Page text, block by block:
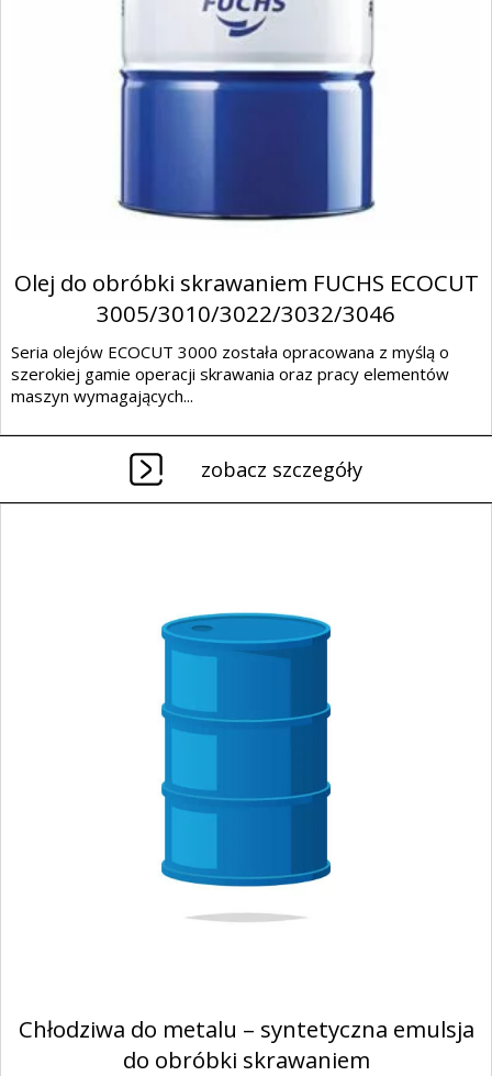
Olej do obróbki skrawaniem FUCHS ECOCUT
3005/3010/3022/3032/3046
Seria olejów ECOCUT 3000 została opracowana z myślą o
szerokiej gamie operacji skrawania oraz pracy elementów
maszyn wymagających...
zobacz szczegóły
Chłodziwa do metalu – syntetyczna emulsja
do obróbki skrawaniem